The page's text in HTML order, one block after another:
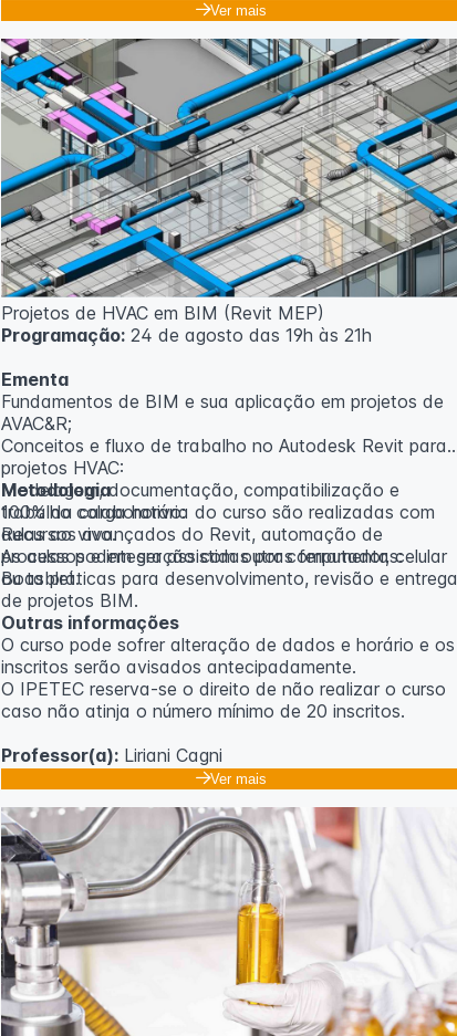
Ver mais
Projetos de HVAC em BIM (Revit MEP)
Programação:24 de agosto das 19h às 21h
Ementa
Fundamentos de BIM e sua aplicação em projetos de
AVAC&R;
Conceitos e fluxo de trabalho no Autodesk Revit para
projetos HVAC:
Modelagem, documentação, compatibilização e
trabalho colaborativo:
Recursos avançados do Revit, automação de
processos e integração com outras ferramentas:
Boas práticas para desenvolvimento, revisão e entrega
de projetos BIM.
Metodologia
100% da carga horária do curso são realizadas com
aulas ao vivo.
As aulas podem ser assistidas por computador, celular
ou tablet.
Outras informações
O curso pode sofrer alteração de dados e horário e os
inscritos serão avisados ​​antecipadamente.
O IPETEC reserva-se o direito de não realizar o curso
caso não atinja o número mínimo de 20 inscritos.
Professor(a):Liriani Cagni
Ver mais